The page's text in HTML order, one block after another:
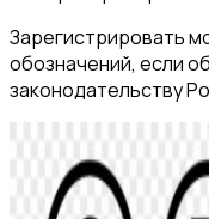
Зарегистрировать
обозначений, если
законодательству